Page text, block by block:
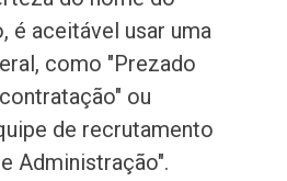
é aceitável usar uma
como "Prezado
ou
de recrutamento
Administração".